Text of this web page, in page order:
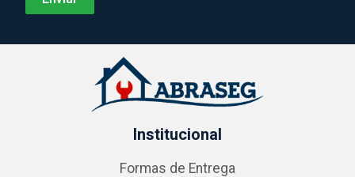
Institucional
Formas de Entrega